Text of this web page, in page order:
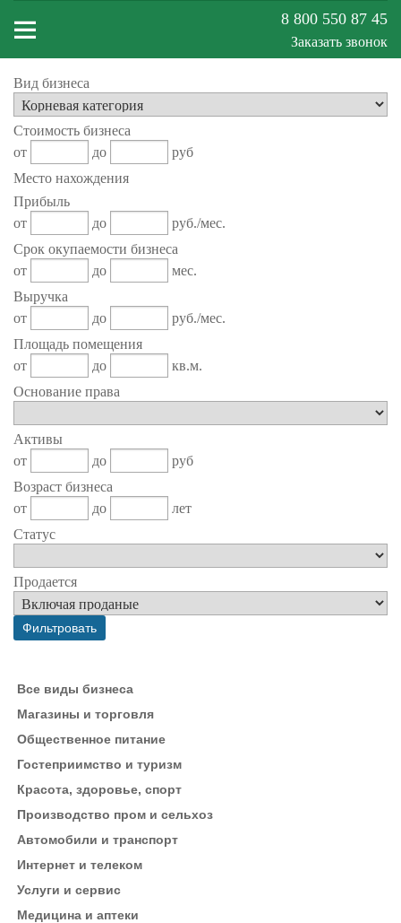
Меню
сайта
8 800 550 87 45
Заказать звонок
Вид бизнеса
Стоимость бизнеса
от
до
руб
Место нахождения
Прибыль
от
до
руб./мес.
Срок окупаемости бизнеса
от
до
мес.
Выручка
от
до
руб./мес.
Площадь помещения
от
до
кв.м.
Основание права
Активы
от
до
руб
Возраст бизнеса
от
до
лет
Статус
Продается
Все виды бизнеса
Магазины и торговля
Общественное питание
Гостеприимство и туризм
Красота, здоровье, спорт
Производство пром и сельхоз
Автомобили и транспорт
Интернет и телеком
Услуги и сервис
Медицина и аптеки